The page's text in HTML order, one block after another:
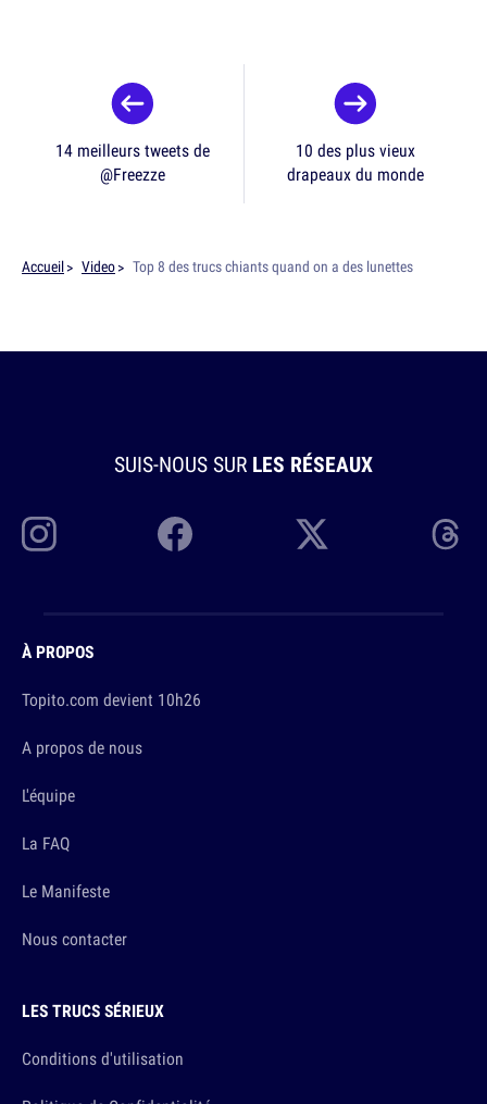
14 meilleurs tweets de
@Freezze
10 des plus vieux
drapeaux du monde
Accueil Video Top 8 des trucs chiants quand on a des lunettes
SUIS-NOUS SUR LES RÉSEAUX
À PROPOS
Topito.com devient 10h26
A propos de nous
L'équipe
La FAQ
Le Manifeste
Nous contacter
LES TRUCS SÉRIEUX
Conditions d'utilisation